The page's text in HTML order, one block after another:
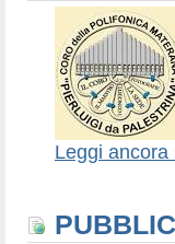
Leggi ancora